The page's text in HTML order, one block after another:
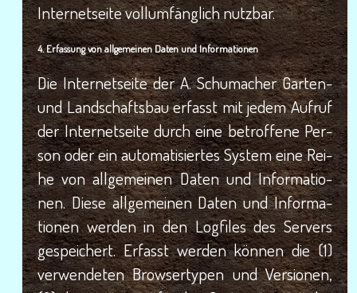
Inter­net­sei­te voll­um­fäng­lich nutzbar.
4. Erfas­sung von all­ge­mei­nen Daten und Informationen
Die Inter­net­sei­te der A. Schu­ma­cher Gar­ten-
und Land­schafts­bau erfasst mit jedem Auf­ruf
der Inter­net­sei­te durch eine betrof­fe­ne Per­
son oder ein auto­ma­ti­sier­tes Sys­tem eine Rei­
he von all­ge­mei­nen Daten und Infor­ma­tio­
nen. Die­se all­ge­mei­nen Daten und Infor­ma­
tio­nen wer­den in den Log­files des Ser­vers
gespei­chert. Erfasst wer­den kön­nen die (1)
ver­wen­de­ten Brow­ser­ty­pen und Ver­sio­nen,